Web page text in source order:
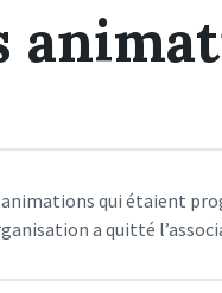
qui étaient
a quitté